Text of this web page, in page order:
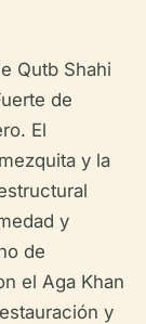
Qutb Shahi
de
El
y la
y
de
el Aga Khan
y